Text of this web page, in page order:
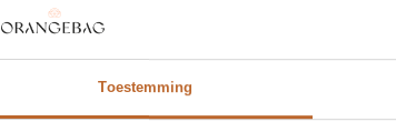
Toestemming